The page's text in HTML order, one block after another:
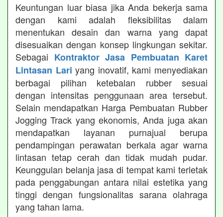
Keuntungan luar biasa jika Anda bekerja sama
dengan kami adalah fleksibilitas dalam
menentukan desain dan warna yang dapat
disesuaikan dengan konsep lingkungan sekitar.
Sebagai Kontraktor Jasa Pembuatan Karet
Lintasan Lari yang inovatif, kami menyediakan
berbagai pilihan ketebalan rubber sesuai
dengan intensitas penggunaan area tersebut.
Selain mendapatkan Harga Pembuatan Rubber
Jogging Track yang ekonomis, Anda juga akan
mendapatkan layanan purnajual berupa
pendampingan perawatan berkala agar warna
lintasan tetap cerah dan tidak mudah pudar.
Keunggulan belanja jasa di tempat kami terletak
pada penggabungan antara nilai estetika yang
tinggi dengan fungsionalitas sarana olahraga
yang tahan lama.